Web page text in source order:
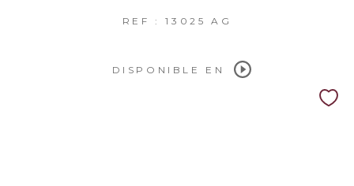
REF : 13025 AG
DISPONIBLE EN